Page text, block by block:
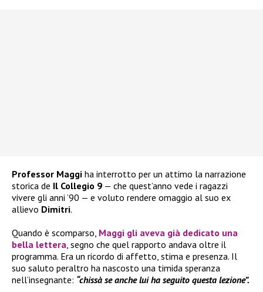
Professor Maggi ha interrotto per un attimo la narrazione
storica de Il Collegio 9 — che quest’anno vede i ragazzi
vivere gli anni ’90 — e voluto rendere omaggio al suo ex
allievo Dimitri.
Quando è scomparso, Maggi gli aveva già dedicato una
bella lettera , segno che quel rapporto andava oltre il
programma. Era un ricordo di affetto, stima e presenza. Il
suo saluto peraltro ha nascosto una timida speranza
nell’insegnante: “chissà se anche lui ha seguito questa lezione”.